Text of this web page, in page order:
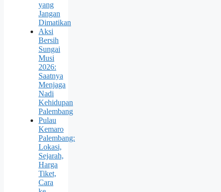
yang
Jangan
Dimatikan
Aksi
Bersih
Sungai
Musi
2026:
Saatnya
Menjaga
Nadi
Kehidupan
Palembang
Pulau
Kemaro
Palembang:
Lokasi,
Sejarah,
Harga
Tiket,
Cara